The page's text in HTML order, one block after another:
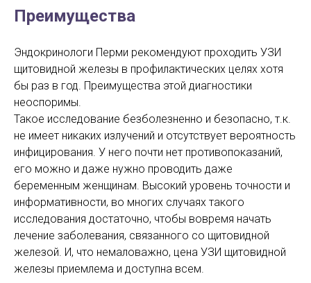
Преимущества
Эндокринологи Перми рекомендуют проходить УЗИ
щитовидной железы в профилактических целях хотя
бы раз в год. Преимущества этой диагностики
неоспоримы.
Такое исследование безболезненно и безопасно, т.к.
не имеет никаких излучений и отсутствует вероятность
инфицирования. У него почти нет противопоказаний,
его можно и даже нужно проводить даже
беременным женщинам. Высокий уровень точности и
информативности, во многих случаях такого
исследования достаточно, чтобы вовремя начать
лечение заболевания, связанного со щитовидной
железой. И, что немаловажно, цена УЗИ щитовидной
железы приемлема и доступна всем.